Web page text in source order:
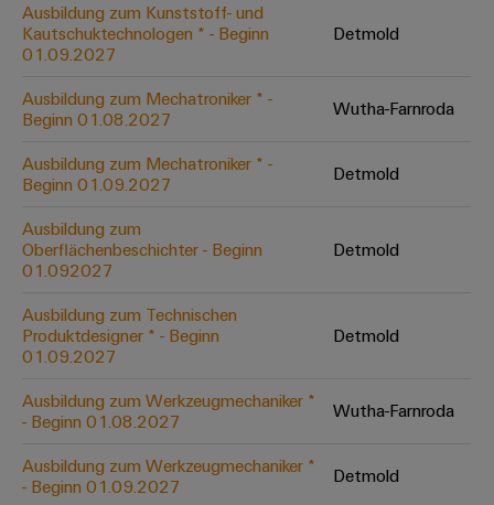
Sicherer
Betrieb
mit
Lösungen
für
Prozessindustrie
Mehr
Ressourceneffizienz
durch
Schaltschrankbau
Lösungen
die
Herausforderungen
Schaltschrankbau
Industrial
IoT
Industrial
Security
Industrial
Service
Platform
easyConnect
Regler
Gerätehersteller
Leiterplattensteckverbinder
&
Industrial
Ethernet
Touch-
Panels
Engineering-
Visualisierungstools
Energiemessung
und
Smart
Metering
Weidmüller
AI
Digitale
Bestellmöglichkeiten
eShop
OCI-
EDI-
Schnittstelle
ALLE
SERVICES
finden
Solution
Partner
-
Systemintegratoren
Messen
&
Globale
Messen
&
Events
Stellenbörse
Entwicklung
Karriere auf
Ausbildung zum Kunststoff- und
Kautschuktechnologen * - Beginn
01.09.2027
Detmold
Ausbildung zum Mechatroniker * -
Beginn 01.08.2027
Wutha-Farnroda
Ausbildung zum Mechatroniker * -
Beginn 01.09.2027
Detmold
Ausbildung zum
Oberflächenbeschichter - Beginn
01.092027
Detmold
Ausbildung zum Technischen
Produktdesigner * - Beginn
01.09.2027
Detmold
Ausbildung zum Werkzeugmechaniker *
- Beginn 01.08.2027
Wutha-Farnroda
Ausbildung zum Werkzeugmechaniker *
- Beginn 01.09.2027
Detmold